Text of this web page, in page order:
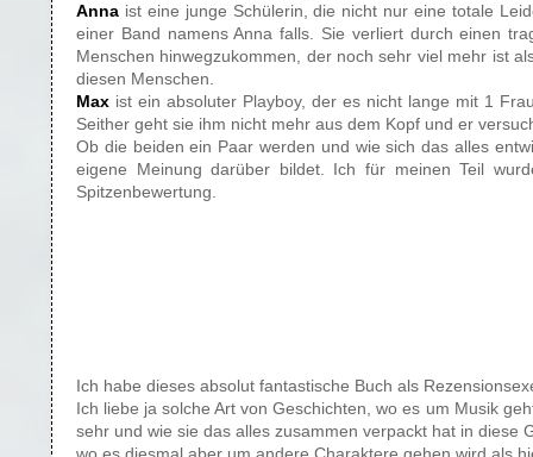
Anna ist eine junge Schülerin, die nicht nur eine totale
einer Band namens Anna falls. Sie verliert durch einen
Menschen hinwegzukommen, der noch sehr viel mehr ist
diesen Menschen.
Max ist ein absoluter Playboy, der es nicht lange mit 1
Seither geht sie ihm nicht mehr aus dem Kopf und er
Ob die beiden ein Paar werden und wie sich das alles
eigene Meinung darüber bildet. Ich für meinen Teil
Spitzenbewertung.
Ich habe dieses absolut fantastische Buch als
Ich liebe ja solche Art von Geschichten, wo es um Musik
sehr und wie sie das alles zusammen verpackt hat in diese